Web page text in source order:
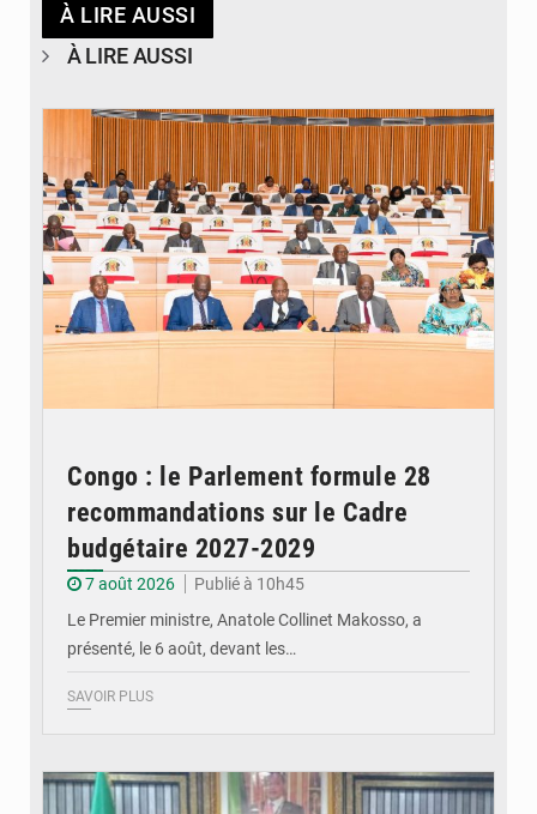
À LIRE AUSSI
À LIRE AUSSI
Congo : le Parlement formule 28
recommandations sur le Cadre
budgétaire 2027-2029
7 août 2026
Publié à 10h45
Le Premier ministre, Anatole Collinet Makosso, a
présenté, le 6 août, devant les…
SAVOIR PLUS